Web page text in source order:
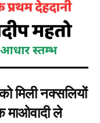
मिली नक्सलियों
माओवादी ले